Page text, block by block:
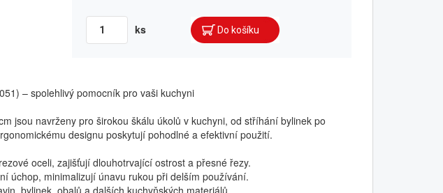
ks
– spolehlivý pomocník pro vaši kuchyni
jsou navrženy pro širokou škálu úkolů v kuchyni, od stříhání bylinek po
designu poskytují pohodlné a efektivní použití.
oceli, zajišťují dlouhotrvající ostrost a přesné řezy.
úchop, minimalizují únavu rukou při delším používání.
bylinek, obalů a dalších kuchyňských materiálů.